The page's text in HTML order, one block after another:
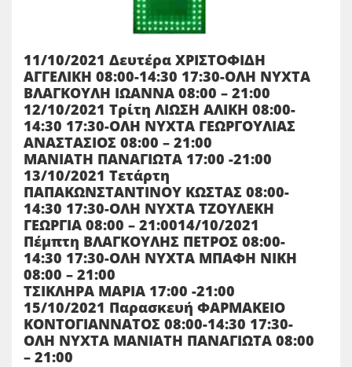
11/10/2021 Δευτέρα ΧΡΙΣΤΟΦΙΔΗ
ΑΓΓΕΛΙΚΗ 08:00-14:30 17:30-ΟΛΗ ΝΥΧΤΑ
ΒΛΑΓΚΟΥΛΗ ΙΩΑΝΝΑ 08:00 – 21:00
12/10/2021 Τρίτη ΛΙΩΣΗ ΑΛΙΚΗ 08:00-
14:30 17:30-ΟΛΗ ΝΥΧΤΑ ΓΕΩΡΓΟΥΛΙΑΣ
ΑΝΑΣΤΑΣΙΟΣ 08:00 – 21:00
ΜΑΝΙΑΤΗ ΠΑΝΑΓΙΩΤΑ 17:00 -21:00
13/10/2021 Τετάρτη
ΠΑΠΑΚΩΝΣΤΑΝΤΙΝΟΥ ΚΩΣΤΑΣ 08:00-
14:30 17:30-ΟΛΗ ΝΥΧΤΑ ΤΖΟΥΛΕΚΗ
ΓΕΩΡΓΙΑ 08:00 – 21:0014/10/2021
Πέμπτη ΒΛΑΓΚΟΥΛΗΣ ΠΕΤΡΟΣ 08:00-
14:30 17:30-ΟΛΗ ΝΥΧΤΑ ΜΠΑΦΗ ΝΙΚΗ
08:00 – 21:00
ΤΣΙΚΛΗΡΑ ΜΑΡΙΑ 17:00 -21:00
15/10/2021 Παρασκευή ΦΑΡΜΑΚΕΙΟ
ΚΟΝΤΟΓΙΑΝΝΑΤΟΣ 08:00-14:30 17:30-
ΟΛΗ ΝΥΧΤΑ ΜΑΝΙΑΤΗ ΠΑΝΑΓΙΩΤΑ 08:00
– 21:00